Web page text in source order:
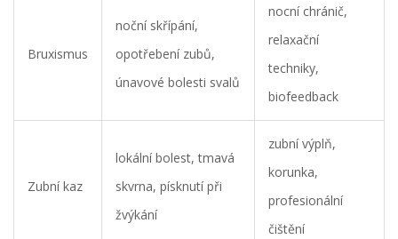
Bruxismus
noční skřípání,
opotřebení zubů,
únavové bolesti svalů
nocní chránič,
relaxační
techniky,
biofeedback
Zubní kaz
lokální bolest, tmavá
skvrna, písknutí při
žvýkání
zubní výplň,
korunka,
profesionální
čištění